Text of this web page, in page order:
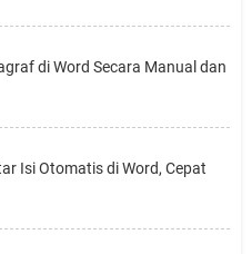
di Word Secara Manual dan
Isi Otomatis di Word, Cepat